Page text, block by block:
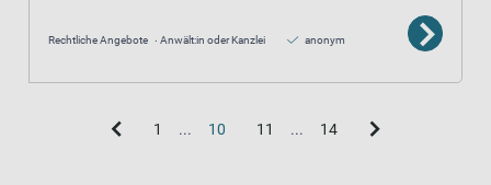
Rechtliche Angebote Anwält:in oder Kanzlei anonym
1 ... 10 11 ... 14